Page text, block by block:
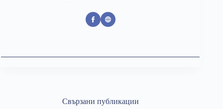
Свързани публикации